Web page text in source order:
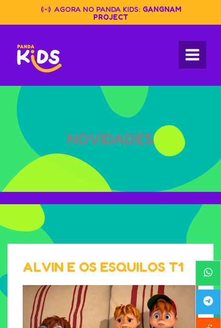
content
AGORA NO PANDA KIDS: GANGNAM
PROJECT
NOVIDADES
ALVIN E OS ESQUILOS T1